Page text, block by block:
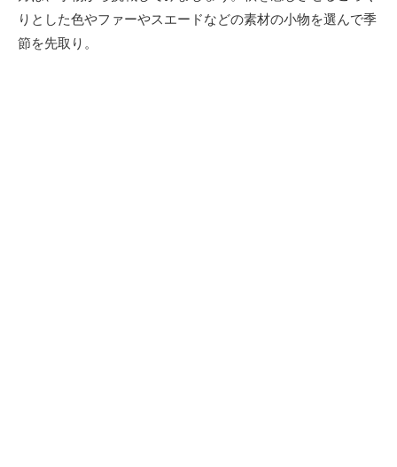
りとした色やファーやスエードなどの素材の小物を選んで季
節を先取り。